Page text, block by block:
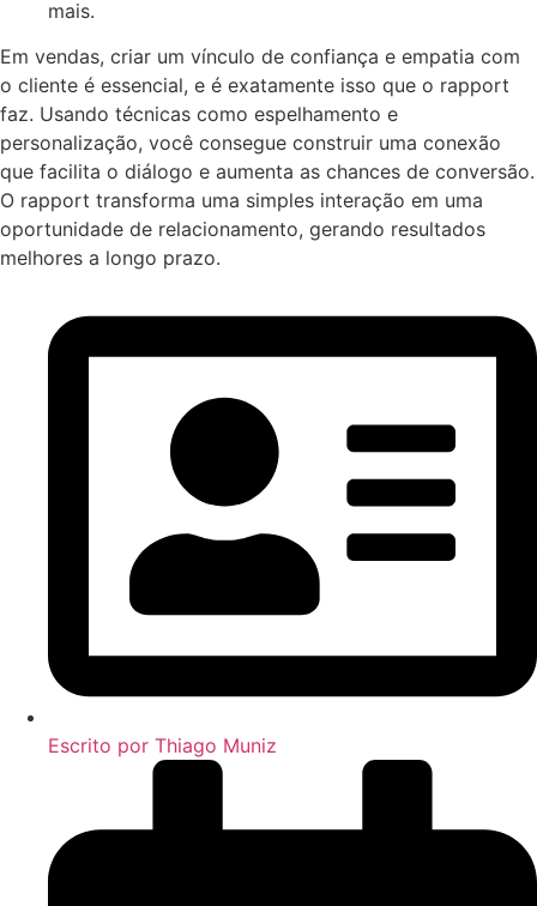
mais.
Em vendas, criar um vínculo de confiança e empatia com
o cliente é essencial, e é exatamente isso que o rapport
faz. Usando técnicas como espelhamento e
personalização, você consegue construir uma conexão
que facilita o diálogo e aumenta as chances de conversão.
O rapport transforma uma simples interação em uma
oportunidade de relacionamento, gerando resultados
melhores a longo prazo.
Escrito por Thiago Muniz